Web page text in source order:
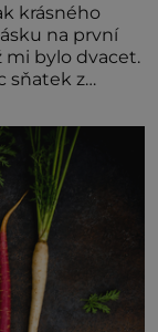
krásného
na první
mi bylo dvacet.
sňatek z
oběma moc